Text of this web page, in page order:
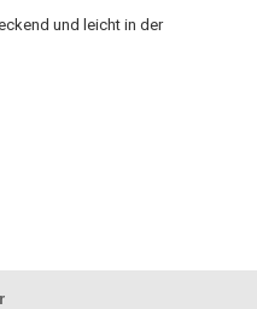
und leicht in der